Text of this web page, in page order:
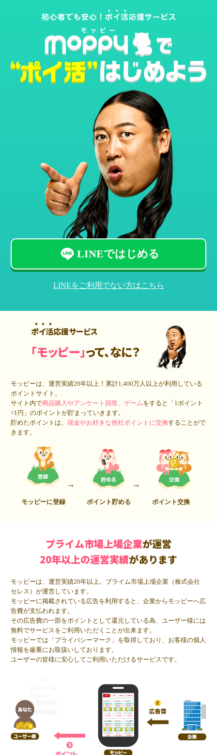
LINEではじめる
LINEをご利用でない方はこちら
ポイ活応援サービス
「モッピー」って、なに？
モッピーは、運営実績20年以上！累計1,400万人 以上が利用している
ポイントサイト。
サイト内で商品購入やアンケート回答、ゲームをすると「1ポイント
=1円」のポイントが貯まっていきます。
貯めたポイントは、現金やお好きな他社ポイントに交換することがで
きます。
モッピーに登録 ポイント貯める ポイント交換
プライム市場上場企業が運営
20年以上の運営実績があります
モッピーは、運営実績20年以上。プライム市場上場企業（株式会社
セレス）が運営しています。
モッピーに掲載されている広告を利用すると、企業からモッピーへ広
告費が支払われます。
その広告費の一部をポイントとして還元している為、ユーザー様には
無料でサービスをご利用いただくことが出来ます。
モッピーでは「プライバシーマーク」を取得しており、お客様の個人
情報を厳重にお取扱いしております。
ユーザーの皆様に安心してご利用いただけるサービスです。